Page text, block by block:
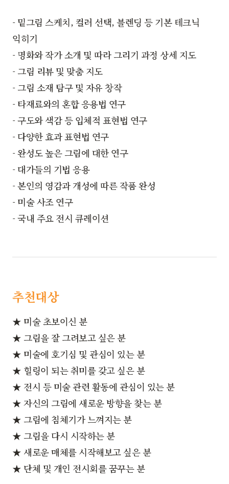
- 밑그림 스케치, 컬러 선택, 블렌딩 등 기본 테크닉
익히기
- 명화와 작가 소개 및 따라 그리기 과정 상세 지도
- 그림 리뷰 및 맞춤 지도
- 그림 소재 탐구 및 자유 창작
- 타재료와의 혼합 응용법 연구
- 구도와 색감 등 입체적 표현법 연구
- 다양한 효과 표현법 연구
- 완성도 높은 그림에 대한 연구
- 대가들의 기법 응용
- 본인의 영감과 개성에 따른 작품 완성
- 미술 사조 연구
- 국내 주요 전시 큐레이션
추천대상
★ 미술 초보이신 분
★ 그림을 잘 그려보고 싶은 분
★ 미술에 호기심 및 관심이 있는 분
★ 힐링이 되는 취미를 갖고 싶은 분
★ 전시 등 미술 관련 활동에 관심이 있는 분
★ 자신의 그림에 새로운 방향을 찾는 분
★ 그림에 침체기가 느껴지는 분
★ 그림을 다시 시작하는 분
★ 새로운 매체를 시작해보고 싶은 분
★ 단체 및 개인 전시회를 꿈꾸는 분